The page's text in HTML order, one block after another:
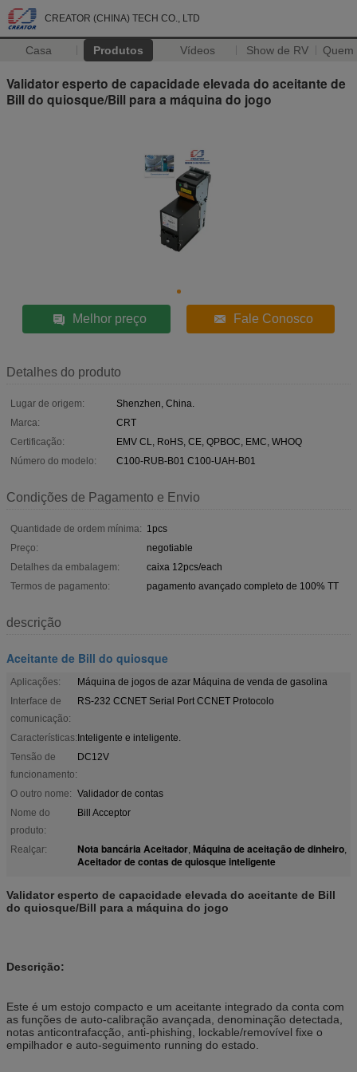
CREATOR (CHINA) TECH CO., LTD
Casa Produtos Vídeos Show de RV Quem
Validator esperto de capacidade elevada do aceitante de
Bill do quiosque/Bill para a máquina do jogo
Melhor preço Fale Conosco
Detalhes do produto
Lugar de origem:
Shenzhen, China.
Marca:
CRT
Certificação:
EMV CL, RoHS, CE, QPBOC, EMC, WHOQ
Número do modelo:
C100-RUB-B01 C100-UAH-B01
Condições de Pagamento e Envio
Quantidade de ordem mínima: 1pcs
Preço:
negotiable
Detalhes da embalagem:
caixa 12pcs/each
Termos de pagamento:
pagamento avançado completo de 100% TT
descrição
Aceitante de Bill do quiosque
Aplicações:
Máquina de jogos de azar Máquina de venda de gasolina
Interface de
comunicação:
RS-232 CCNET Serial Port CCNET Protocolo
Características:Inteligente e inteligente.
Tensão de
funcionamento:
DC12V
O outro nome: Validador de contas
Nome do
produto:
Bill Acceptor
Realçar: Nota bancária Aceitador, Máquina de aceitação de dinheiro,
Aceitador de contas de quiosque inteligente
Validator esperto de capacidade elevada do aceitante de Bill
do quiosque/Bill para a máquina do jogo
Descrição:
Este é um estojo compacto e um aceitante integrado da conta com
as funções de auto-calibração avançada, denominação detectada,
notas anticontrafacção, anti-phishing, lockable/removível fixe o
empilhador e auto-seguimento running do estado.